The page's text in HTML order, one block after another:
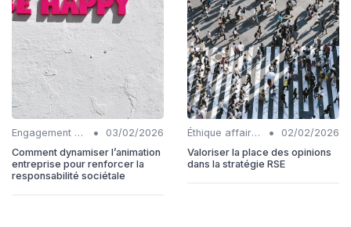
Engagement communautaire •
03/02/2026
Comment dynamiser l’animation
entreprise pour renforcer la
responsabilité sociétale
Éthique affaires •
02/02/2026
Valoriser la place des opinions
dans la stratégie RSE